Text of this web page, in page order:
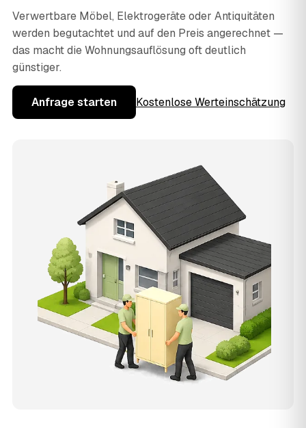
Verwertbare Möbel, Elektrogeräte oder Antiquitäten
werden begutachtet und auf den Preis angerechnet —
das macht die Wohnungsauflösung oft deutlich
günstiger.
Anfrage starten Kostenlose Werteinschätzung